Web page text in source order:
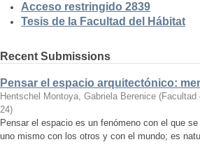
Acceso restringido 2839
Tesis de la Facultad del Hábitat
Recent Submissions
Pensar el espacio arquitectónico:
Hentschel Montoya, Gabriela Berenice (
24)
Pensar el espacio es un fenómeno con el que
uno mismo con los otros y con el mundo; es